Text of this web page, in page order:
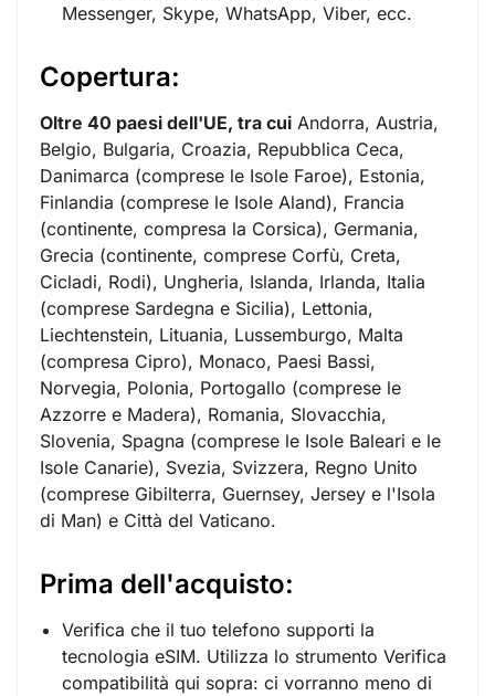
Messenger, Skype, WhatsApp, Viber, ecc.
Copertura:
Oltre 40 paesi dell'UE, tra cui Andorra, Austria,
Belgio, Bulgaria, Croazia, Repubblica Ceca,
Danimarca (comprese le Isole Faroe), Estonia,
Finlandia (comprese le Isole Aland), Francia
(continente, compresa la Corsica), Germania,
Grecia (continente, comprese Corfù, Creta,
Cicladi, Rodi), Ungheria, Islanda, Irlanda, Italia
(comprese Sardegna e Sicilia), Lettonia,
Liechtenstein, Lituania, Lussemburgo, Malta
(compresa Cipro), Monaco, Paesi Bassi,
Norvegia, Polonia, Portogallo (comprese le
Azzorre e Madera), Romania, Slovacchia,
Slovenia, Spagna (comprese le Isole Baleari e le
Isole Canarie), Svezia, Svizzera, Regno Unito
(comprese Gibilterra, Guernsey, Jersey e l'Isola
di Man) e Città del Vaticano.
Prima dell'acquisto:
Verifica che il tuo telefono supporti la
tecnologia eSIM. Utilizza lo strumento Verifica
compatibilità qui sopra: ci vorranno meno di